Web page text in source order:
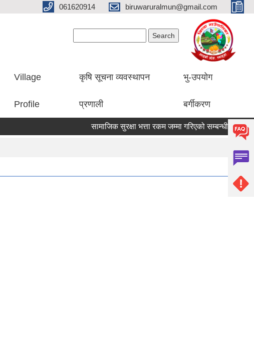
061620914 biruwaruralmun@gmail.com
Village
Profile
कृषि सूचना व्यवस्थापन
प्रणाली
भु-उपयोग
बर्गीकरण
सामाजिक सुरक्षा भत्ता रकम जम्मा गरिएको सम्बन्धी सूचना।